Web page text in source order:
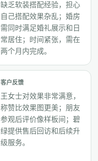
缺乏软装搭配经验，担心
自己搭配效果杂乱；婚房
需同时满足婚礼展示和日
常居住；时间紧张，需在
两个月内完成。
客户反馈
王女士对效果非常满意，
称赞比效果图更美；朋友
参观后评价像样板间；碧
绿提供售后回访和后续升
级服务。